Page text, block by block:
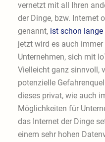
vernetzt mit all Ihren
der Dinge, bzw. Internet
genannt,ist schon lange
jetzt wird es auch
Unternehmen, sich mit
Vielleicht ganz sinnvoll,
potenzielle
dieses privat, wie auch
Möglichkeiten für
das Internet der Dinge
einem sehr hohen